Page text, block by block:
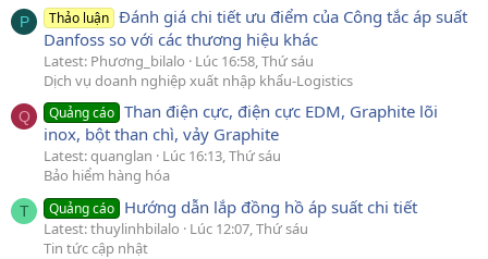
P Thảo luận Đánh giá chi tiết ưu điểm của Công tắc áp suất
Danfoss so với các thương hiệu khác
Latest: Phương_bilalo
Lúc 16:58, Thứ sáu
Dịch vụ doanh nghiệp xuất nhập khẩu-Logistics
Q Quảng cáo Than điện cực, điện cực EDM, Graphite lõi
inox, bột than chì, vảy Graphite
Latest: quanglan
Lúc 16:13, Thứ sáu
Bảo hiểm hàng hóa
T Quảng cáo Hướng dẫn lắp đồng hồ áp suất chi tiết
Latest: thuylinhbilalo
Lúc 12:07, Thứ sáu
Tin tức cập nhật